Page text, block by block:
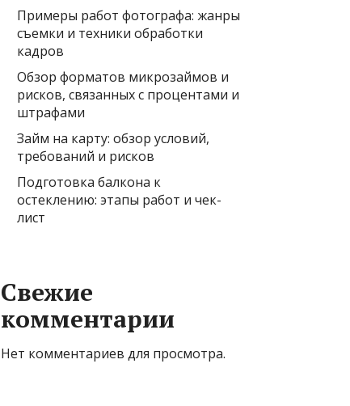
Примеры работ фотографа: жанры
съемки и техники обработки
кадров
Обзор форматов микрозаймов и
рисков, связанных с процентами и
штрафами
Займ на карту: обзор условий,
требований и рисков
Подготовка балкона к
остеклению: этапы работ и чек-
лист
Свежие
комментарии
Нет комментариев для просмотра.